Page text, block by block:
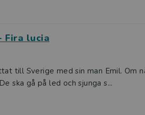
Fira lucia
till Sverige med sin man Emil. Om
ska gå på led och sjunga s...